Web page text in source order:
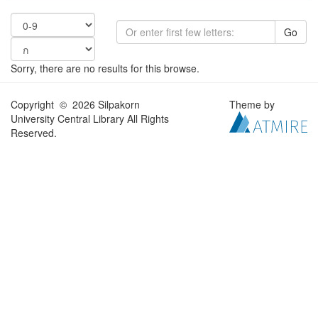
Go
Sorry, there are no results for this browse.
Copyright © 2026 Silpakorn
University Central Library All Rights
Reserved.
Theme by